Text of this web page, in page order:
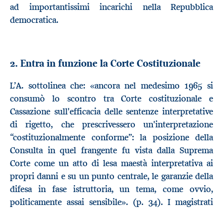
ad importantissimi incarichi nella Repubblica
democratica.
2. Entra in funzione la Corte Costituzionale
L’A. sottolinea che: «ancora nel medesimo 1965 si
consumò lo scontro tra Corte costituzionale e
Cassazione sull'efficacia delle sentenze interpretative
di rigetto, che prescrivessero un'interpretazione
“costituzionalmente conforme”: la posizione della
Consulta in quel frangente fu vista dalla Suprema
Corte come un atto di lesa maestà interpretativa ai
propri danni e su un punto centrale, le garanzie della
difesa in fase istruttoria, un tema, come ovvio,
politicamente assai sensibile». (p. 34). I magistrati